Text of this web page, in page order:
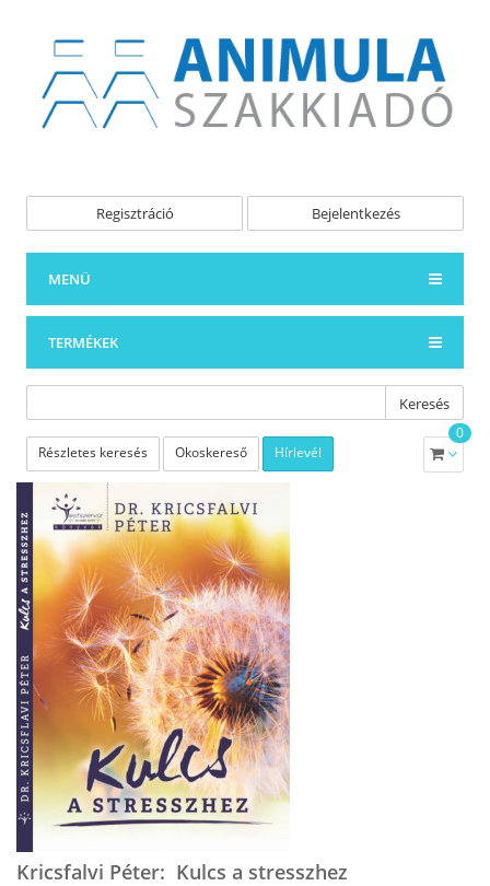
Regisztráció Bejelentkezés
MENÜ
TERMÉKEK
Keresés
Részletes keresés Okoskereső Hírlevél
0
Kricsfalvi Péter: ​Kulcs a stresszhez